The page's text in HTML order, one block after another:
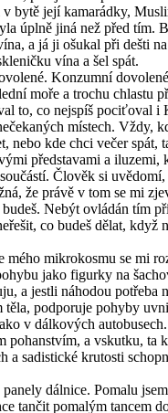
bytě její kamarádky,
úplně jiná než před tím.
a já ji ošukal při dešti
vína a šel spát.
Konzumní
moře a trochu chlastu
to, co nejspíš pociťoval i
místech. Vždy,
nebo kde chci večer spát,
představami a
Člověk si
že právě v tom se mi
Nebýt ovládán tím
co budeš dělat, když
mého mikrokosmu se mi
jako figurky na
a jestli náhodou potřeba
podporuje pohyby
v dálkových
a vskutku, ta
a sadistické krutosti
dálnice. Pomalu
tančit pomalým tancem